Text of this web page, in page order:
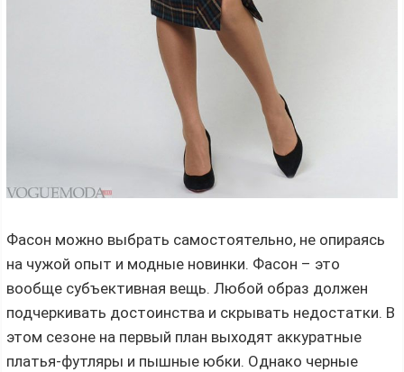
Фасон можно выбрать самостоятельно, не опираясь
на чужой опыт и модные новинки. Фасон – это
вообще субъективная вещь. Любой образ должен
подчеркивать достоинства и скрывать недостатки. В
этом сезоне на первый план выходят аккуратные
платья-футляры и пышные юбки. Однако черные